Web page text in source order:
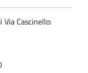
Cascinello: